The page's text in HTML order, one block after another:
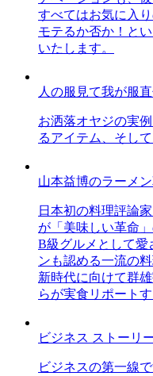
すべてはお気に入
モテるか否か！と
いたします。
人の服見て我が服
お洒落オヤジの実
るアイテム、そし
山本益博のラーメン
日本初の料理評論
が「美味しい革命
B級グルメとして愛
ンも認める一流の
新時代に向けて群
らが実食リポートす
ビジネス ストーリ
ビジネスの第一線